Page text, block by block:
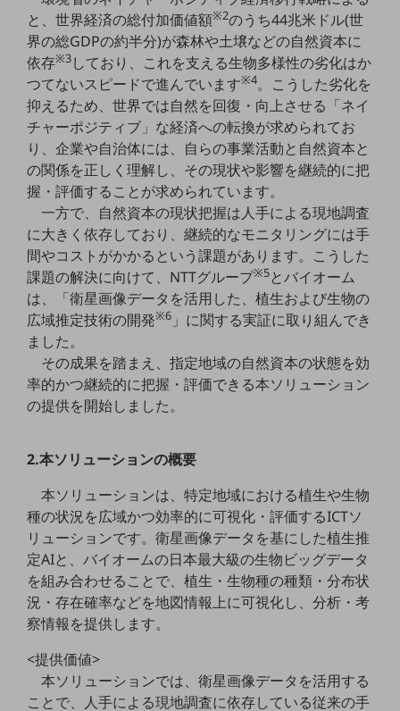
データ利活用
運用管理
業務支援・マーケティング
災害対策・BCP
課題・ニーズで探す
課題・ニーズで探すTOP
コミュニケーション・情報共有
マーケティング
業務効率化
災害対策
職場環境整備
地域共創・地方創生
セキュリティ対策
遠隔監視
人材不足解消
業種・業態で探す
業種・業態で探すTOP
自治体
一次産業
と、世界経済の総付加価値額※2のうち44兆米ドル(世
界の総GDPの約半分)が森林や土壌などの自然資本に
依存※3しており、これを支える生物多様性の劣化はか
つてないスピードで進んでいます※4。こうした劣化を
抑えるため、世界では自然を回復・向上させる「ネイ
チャーポジティブ」な経済への転換が求められてお
り、企業や自治体には、自らの事業活動と自然資本と
の関係を正しく理解し、その現状や影響を継続的に把
握・評価することが求められています。
一方で、自然資本の現状把握は人手による現地調査
に大きく依存しており、継続的なモニタリングには手
間やコストがかかるという課題があります。こうした
課題の解決に向けて、NTTグループ※5とバイオーム
は、「衛星画像データを活用した、植生および生物の
広域推定技術の開発※6 」に関する実証に取り組んでき
ました。
その成果を踏まえ、指定地域の自然資本の状態を効
率的かつ継続的に把握・評価できる本ソリューション
の提供を開始しました。
2.本ソリューションの概要
本ソリューションは、特定地域における植生や生物
種の状況を広域かつ効率的に可視化・評価するICTソ
リューションです。衛星画像データを基にした植生推
定AIと、バイオームの日本最大級の生物ビッグデータ
を組み合わせることで、植生・生物種の種類・分布状
況・存在確率などを地図情報上に可視化し、分析・考
察情報を提供します。
<提供価値>
本ソリューションでは、衛星画像データを活用する
ことで、人手による現地調査に依存している従来の手